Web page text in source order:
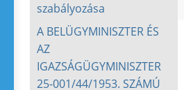
szabályozása
A BELÜGYMINISZTER ÉS
AZ
IGAZSÁGÜGYMINISZTER
25-001/44/1953. SZÁMÚ